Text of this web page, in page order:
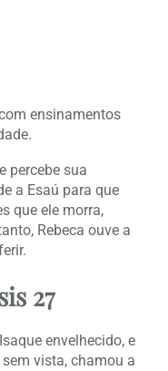
ensinamentos
percebe sua
a Esaú para que
que ele morra,
Rebeca ouve a
27
envelhecido, e
vista, chamou a